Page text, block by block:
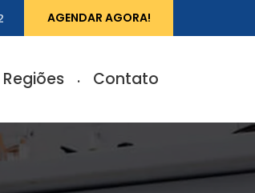
AGENDAR AGORA!
Regiões Contato